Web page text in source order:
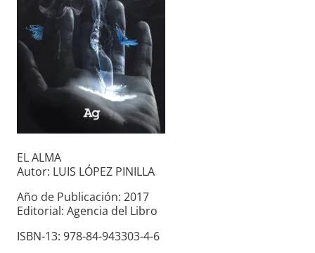
EL ALMA
Autor: LUIS LÓPEZ PINILLA
Año de Publicación: 2017
Editorial: Agencia del Libro
ISBN-13: 978-84-943303-4-6